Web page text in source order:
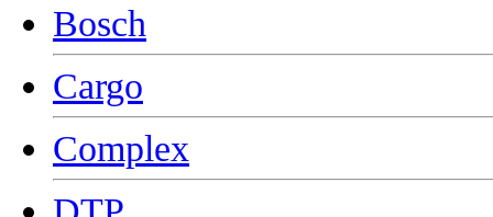
Bosch
Cargo
Complex